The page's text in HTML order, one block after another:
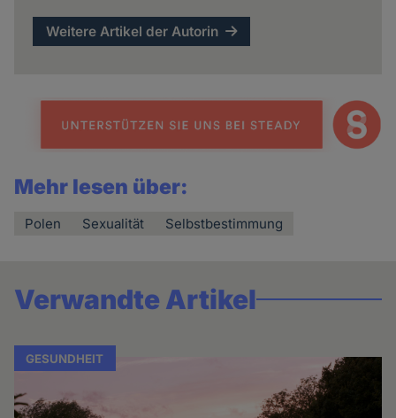
Weitere Artikel der Autorin
Mehr lesen über:
Polen Sexualität Selbstbestimmung
Verwandte Artikel
GESUNDHEIT